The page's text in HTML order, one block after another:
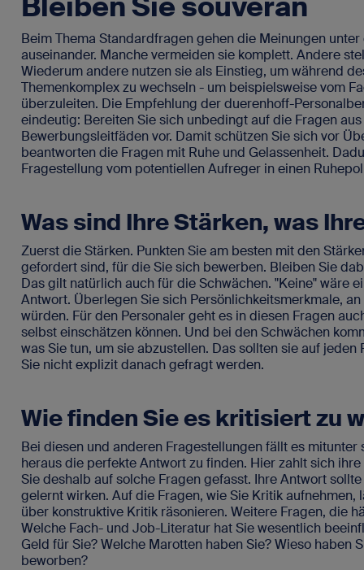
SAP-Portale
Blog
Newsletter
FAQ - Fragen und Antworten
Kontakt
Datenschutz
Für SAP-
Vakanz
Beim Thema Standardfragen gehen die Meinungen
auseinander. Manche vermeiden sie komplett. Andere
Wiederum andere nutzen sie als Einstieg, um während
Themenkomplex zu wechseln - um beispielsweise vom
überzuleiten. Die Empfehlung der duerenhoff-
eindeutig: Bereiten Sie sich unbedingt auf die Fragen
Bewerbungsleitfäden vor. Damit schützen Sie sich vor
beantworten die Fragen mit Ruhe und Gelassenheit.
Fragestellung vom potentiellen Aufreger in einen
Was sind Ihre Stärken, was
Zuerst die Stärken. Punkten Sie am besten mit den
gefordert sind, für die Sie sich bewerben. Bleiben Sie
Das gilt natürlich auch für die Schwächen. "Keine" wäre
Antwort. Überlegen Sie sich Persönlichkeitsmerkmale,
würden. Für den Personaler geht es in diesen Fragen
selbst einschätzen können. Und bei den Schwächen
was Sie tun, um sie abzustellen. Das sollten sie auf jeden
Sie nicht explizit danach gefragt werden.
Wie finden Sie es kritisiert zu
Bei diesen und anderen Fragestellungen fällt es mitunter
heraus die perfekte Antwort zu finden. Hier zahlt sich
Sie deshalb auf solche Fragen gefasst. Ihre Antwort
gelernt wirken. Auf die Fragen, wie Sie Kritik aufnehmen,
über konstruktive Kritik räsonieren. Weitere Fragen, die
Welche Fach- und Job-Literatur hat Sie wesentlich
Geld für Sie? Welche Marotten haben Sie? Wieso haben
beworben?